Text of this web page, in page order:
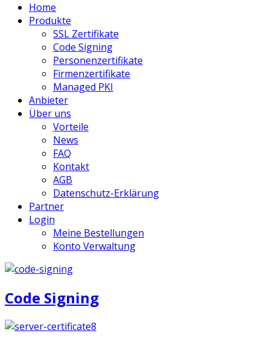
Home
Produkte
SSL Zertifikate
Code Signing
Personenzertifikate
Firmenzertifikate
Managed PKI
Anbieter
Über uns
Vorteile
News
FAQ
Kontakt
AGB
Datenschutz-Erklärung
Partner
Login
Meine Bestellungen
Konto Verwaltung
Code Signing